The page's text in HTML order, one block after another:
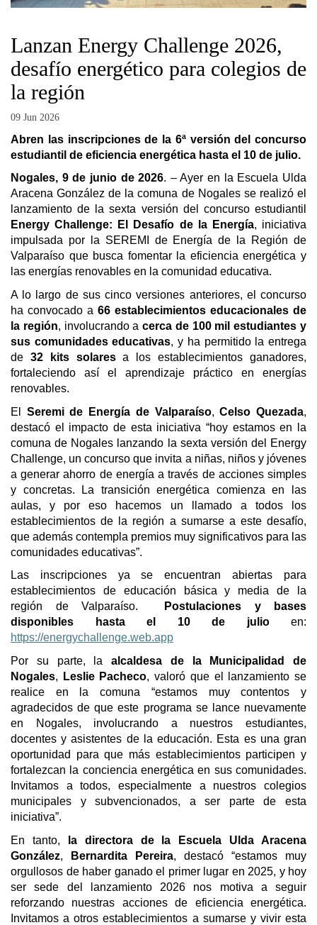
Lanzan Energy Challenge 2026,
desafío energético para colegios de
la región
09 Jun 2026
Abren las inscripciones de la 6ª versión del concurso
estudiantil de eficiencia energética hasta el 10 de julio.
Nogales, 9 de junio de 2026. – Ayer en la Escuela Ulda
Aracena González de la comuna de Nogales se realizó el
lanzamiento de la sexta versión del concurso estudiantil
Energy Challenge: El Desafío de la Energía, iniciativa
impulsada por la SEREMI de Energía de la Región de
Valparaíso que busca fomentar la eficiencia energética y
las energías renovables en la comunidad educativa.
A lo largo de sus cinco versiones anteriores, el concurso
ha convocado a 66 establecimientos educacionales de
la región, involucrando acerca de 100 mil estudiantes y
sus comunidades educativas, y ha permitido la entrega
de 32 kits solaresa los establecimientos ganadores,
fortaleciendo así el aprendizaje práctico en energías
renovables.
El Seremi de Energía de Valparaíso,Celso Quezada,
destacó el impacto de esta iniciativa “hoy estamos en la
comuna de Nogales lanzando la sexta versión del Energy
Challenge, un concurso que invita a niñas, niños y jóvenes
a generar ahorro de energía a través de acciones simples
y concretas. La transición energética comienza en las
aulas, y por eso hacemos un llamado a todos los
establecimientos de la región a sumarse a este desafío,
que además contempla premios muy significativos para las
comunidades educativas”.
Las inscripciones ya se encuentran abiertas para
establecimientos de educación básica y media de la
región de Valparaíso.
Postulaciones y bases
disponibles hasta el 10 de julio en:
https://energychallenge.web.app
Por su parte, la alcaldesa de la Municipalidad de
Nogales, Leslie Pacheco, valoró que el lanzamiento se
realice en la comuna “estamos muy contentos y
agradecidos de que este programa se lance nuevamente
en Nogales, involucrando a nuestros estudiantes,
docentes y asistentes de la educación. Esta es una gran
oportunidad para que más establecimientos participen y
fortalezcan la conciencia energética en sus comunidades.
Invitamos a todos, especialmente a nuestros colegios
municipales y subvencionados, a ser parte de esta
iniciativa”.
En tanto,
la directora de la Escuela Ulda Aracena
González, Bernardita Pereira, destacó “estamos muy
orgullosos de haber ganado el primer lugar en 2025, y hoy
ser sede del lanzamiento 2026 nos motiva a seguir
reforzando nuestras acciones de eficiencia energética.
Invitamos a otros establecimientos a sumarse y vivir esta